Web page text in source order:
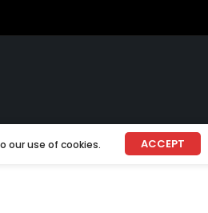
our use of cookies. ACCEPT